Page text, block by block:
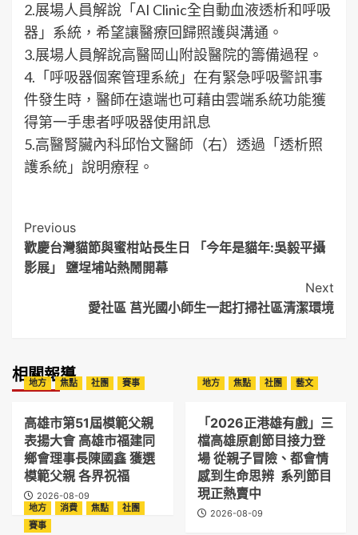
2.展場人員解說「AI Clinic全自動血液透析和呼吸
器」系統，希望讓醫療回歸照護與溝通。
3.展場人員解說高醫岡山附設醫院的籌備過程。
4.「呼吸器個案管理系統」在有緊急呼吸警訊事
件發生時，醫師在遠端也可藉由雲端系統功能獲
得第一手患者呼吸器使用訊息
5.高醫腎臟內科邱怡文醫師（右）透過「透析照
護系統」說明療程。
Post
Navigation
Previous
歡慶台灣貓節與蜜柑站長生日 「今年是貓年:吳毅平攝
影展」 鹽埕埔站熱鬧開幕
Next
愛社區 莒光國小師生一起打掃社區清潔環境
相關報導
地方 焦點 社團 賽事
高雄市第51屆模範父親
表揚大會 高雄市福建同
鄉會理事長陳國鑫 獲選
模範父親 各界祝福
2026-08-09
地方 焦點 社團 藝文
「2026正港雄有戲」三
檔高雄原創節目接力登
場 從親子冒險、都會情
感到生命思辨 系列節目
現正熱賣中
2026-08-09
地方 消費 焦點
社團
賽事